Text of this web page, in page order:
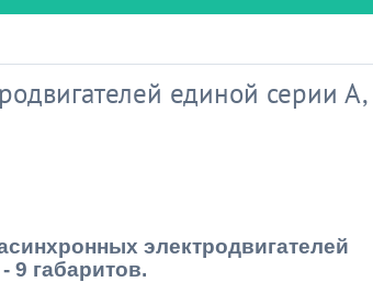
единой серии А,
электродвигателей
9 габаритов.